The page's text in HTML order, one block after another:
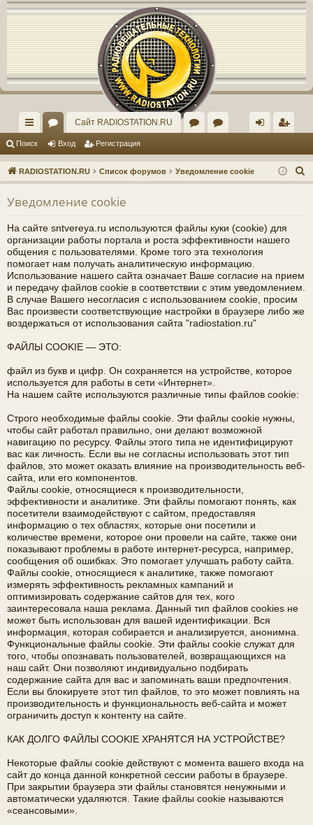
Регистрация
с
ы
лк
и
ор
ум
ы
Сайт RADIOSTATION.RU
ум
"И
ив
ид
уа
ль
но
ди
ов
е
ан
"
Q
F.
S
U
ив
ст
ог
о
ф
ор
ум
д ис
тр
ия
Поиск Вход Регистрация
RADIOSTATION.RU Список форумов Уведомление cookie
о
Уведомление cookie
На сайте sntvereya.ru используются файлы куки (cookie) для
организации работы портала и роста эффективности нашего
общения с пользователями. Кроме того эта технология
помогает нам получать аналитическую информацию.
Использование нашего сайта означает Ваше согласие на прием
и передачу файлов cookie в соответствии с этим уведомлением.
В случае Вашего несогласия с использованием cookie, просим
Вас произвести соответствующие настройки в браузере либо же
воздержаться от использования сайта "radiostation.ru"
ФАЙЛЫ COOKIE — ЭТО:
файл из букв и цифр. Он сохраняется на устройстве, которое
используется для работы в сети «Интернет».
На нашем сайте используются различные типы файлов cookie:
Строго необходимые файлы cookie. Эти файлы cookie нужны,
чтобы сайт работал правильно, они делают возможной
навигацию по ресурсу. Файлы этого типа не идентифицируют
вас как личность. Если вы не согласны использовать этот тип
файлов, это может оказать влияние на производительность веб-
сайта, или его компонентов.
Файлы cookie, относящиеся к производительности,
эффективности и аналитике. Эти файлы помогают понять, как
посетители взаимодействуют с сайтом, предоставляя
информацию о тех областях, которые они посетили и
количестве времени, которое они провели на сайте, также они
показывают проблемы в работе интернет-ресурса, например,
сообщения об ошибках. Это помогает улучшать работу сайта.
Файлы cookie, относящиеся к аналитике, также помогают
измерять эффективность рекламных кампаний и
оптимизировать содержание сайтов для тех, кого
заинтересовала наша реклама. Данный тип файлов cookies не
может быть использован для вашей идентификации. Вся
информация, которая собирается и анализируется, анонимна.
Функциональные файлы cookie. Эти файлы cookie служат для
того, чтобы опознавать пользователей, возвращающихся на
наш сайт. Они позволяют индивидуально подбирать
содержание сайта для вас и запоминать ваши предпочтения.
Если вы блокируете этот тип файлов, то это может повлиять на
производительность и функциональность веб-сайта и может
ограничить доступ к контенту на сайте.
КАК ДОЛГО ФАЙЛЫ COOKIE ХРАНЯТСЯ НА УСТРОЙСТВЕ?
Некоторые файлы cookie действуют с момента вашего входа на
сайт до конца данной конкретной сессии работы в браузере.
При закрытии браузера эти файлы становятся ненужными и
автоматически удаляются. Такие файлы cookie называются
«сеансовыми».